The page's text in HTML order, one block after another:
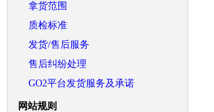
拿货范围
质检标准
发货/售后服务
售后纠纷处理
GO2平台发货服务及承诺
网站规则